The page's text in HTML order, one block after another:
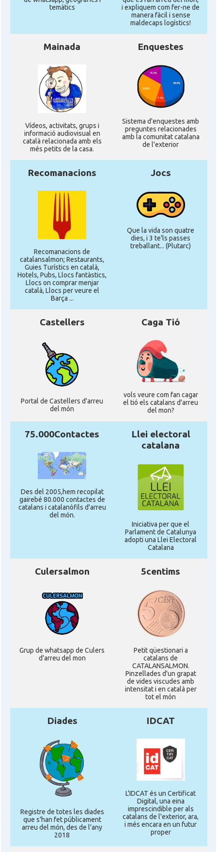
temàtics
i expliquem com fer-ne de
manera fàcil i sense
maldecaps logí­stics!
Mainada
Ví­deos, activitats, grups i
informació audiovisual en
català relacionada amb els
més petits de la casa.
Enquestes
Sistema d'enquestes amb
preguntes relacionades
amb la comunitat catalana
de l'exterior
Recomanacions
Recomanacions de
catalansalmon; Restaurants,
Guies Turístics en català,
Hotels, Pubs, Llocs fantàstics,
Llocs on comprar menjar
català, Llocs per veure el
Barça ...
Jocs
Que la vida son quatre
dies, i 3 te'ls passes
treballant... (Plutarc)
Castellers
Portal de Castellers d'arreu
del món
Caga Tió
vols veure com fan cagar
el tió els catalans d'arreu
del mon?
75.000Contactes
Des del 2005,hem recopilat
gairebé 80.000 contactes de
catalans i catalanòfils d'arreu
del món.
Llei electoral
catalana
Iniciativa per que el
Parlament de Catalunya
adopti una Llei Electoral
Catalana
Culersalmon
Grup de whatsapp de Culers
d'arreu del mon
5centims
Petit qüestionari a
catalans de
CATALANSALMON.
Pinzellades d'un grapat
de vides viscudes amb
intensitat i en català per
tot el món
Diades
Registre de totes les diades
que s'han fet públicament
arreu del món, des de l'any
2018
IDCAT
L'IDCAT és un Certificat
Digital, una eina
imprescindible per als
catalans de l'exterior, ara,
i més encara en un futur
proper